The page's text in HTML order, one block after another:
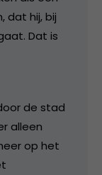
dat hij, bij
Dat is
de stad
alleen
op het